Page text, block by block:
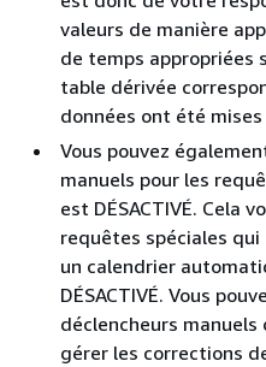
valeurs de manière
de temps appropriées
table dérivée
données ont été
Vous pouvez
manuels pour les
est DÉSACTIVÉ. Cela
requêtes spéciales
un calendrier
DÉSACTIVÉ. Vous
déclencheurs
gérer les corrections